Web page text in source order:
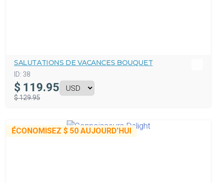
SALUTATIONS DE VACANCES BOUQUET
ID: 38
$ 119.95
$ 129.95
ÉCONOMISEZ $ 50 AUJOURD’HUI